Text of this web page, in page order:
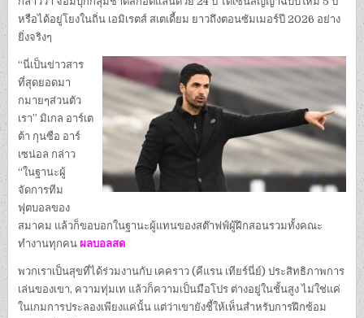
หรือได้อยู่โยงในถิ่น เอมิเรตส์ สเตเดี้ยม ยาวถึงตอนซัมเมอร์ปี 2026 อย่าง
ยิ่งจริงๆ
“นี่เป็นข่าวสาร
ที่สุดยอดมา
กมายๆส่วนตัว
เรา” มิเกล อาร์เต
ต้า กุนซือ อาร์
เซน่อล กล่าว
“ในฐานะผู้
จัดการทีม
ฟุตบอลของ
สมาคม แล้วก็ขอบอกในฐานะผู้แทนของสต๊าฟฟ์ผู้ฝึกสอนรวมทั้งคณะ
ทำงานทุกคนผลบอลสด
พวกเราเป็นสุขที่ได้ร่วมงานกับ เคคราว (คีแรน เทียร์นี่ย์) ประสิทธิภาพการ
เล่นของเขา, ความทุ่มเท แล้วก็ความเป็นมือโปร ต่างอยู่ในชั้นสูง ไม่ใช่แค่
ในเกมการประลองเพียงแค่นั้น แต่ว่าเขายังชี้ให้เห็นสำหรับการฝึกซ้อม